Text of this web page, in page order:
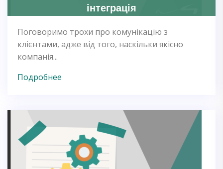
інтеграція
Поговоримо трохи про комунікацію з
клієнтами, адже від того, наскільки якісно
компанія...
Подробнее